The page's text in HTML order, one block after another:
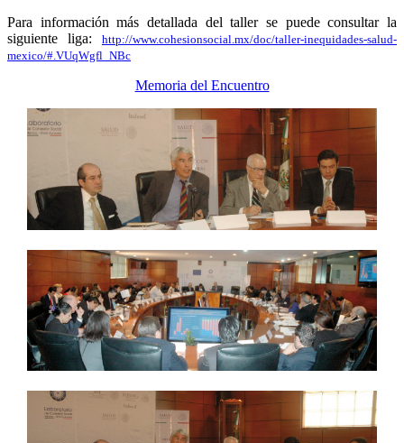
Para información más detallada del taller se puede consultar la
siguiente liga: http://www.cohesionsocial.mx/doc/taller-inequidades-salud-
mexico/#.VUqWgfl_NBc
Memoria del Encuentro